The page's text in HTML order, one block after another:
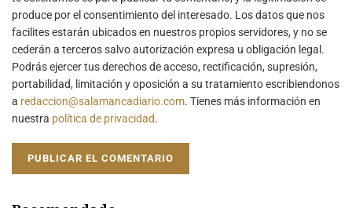
produce por el consentimiento del interesado. Los datos que nos
facilites estarán ubicados en nuestros propios servidores, y no se
cederán a terceros salvo autorización expresa u obligación legal.
Podrás ejercer tus derechos de acceso, rectificación, supresión,
portabilidad, limitación y oposición a su tratamiento escribiendonos
a redaccion@salamancadiario.com. Tienes más información en
nuestra política de privacidad.